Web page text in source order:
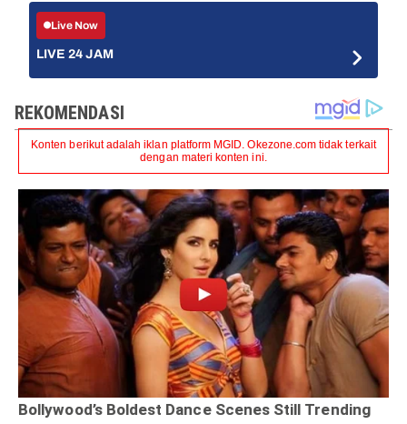
Live Now
LIVE 24 JAM